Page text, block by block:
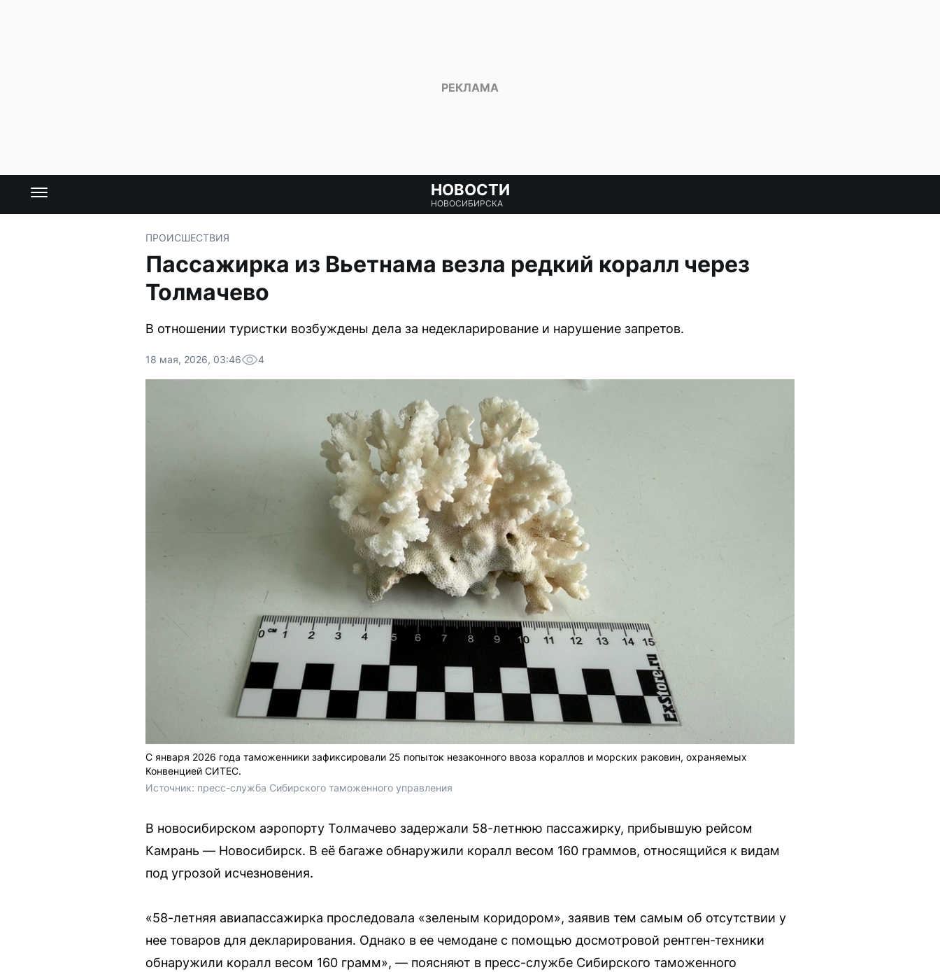
НОВОСТИ
НОВОСИБИРСКА
ПРОИСШЕСТВИЯ
Пассажирка из Вьетнама везла редкий коралл через
Толмачево
В отношении туристки возбуждены дела за недекларирование и нарушение запретов.
18 мая, 2026, 03:46 4
С января 2026 года таможенники зафиксировали 25 попыток незаконного ввоза кораллов и морских раковин, охраняемых
Конвенцией СИТЕС.
Источник: пресс-служба Сибирского таможенного управления
В новосибирском аэропорту Толмачево задержали 58-летнюю пассажирку, прибывшую рейсом
Камрань — Новосибирск. В её багаже обнаружили коралл весом 160 граммов, относящийся к видам
под угрозой исчезновения.
«58-летняя авиапассажирка проследовала «зеленым коридором», заявив тем самым об отсутствии у
нее товаров для декларирования. Однако в ее чемодане с помощью досмотровой рентген-техники
обнаружили коралл весом 160 грамм», — поясняют в пресс-службе Сибирского таможенного